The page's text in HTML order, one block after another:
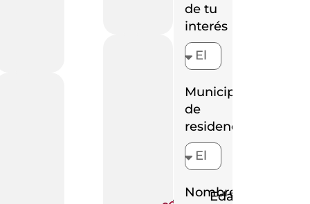
a
Programa
Paz -
de tu
interés
Municipio
de
residencia
NombreEdad (años